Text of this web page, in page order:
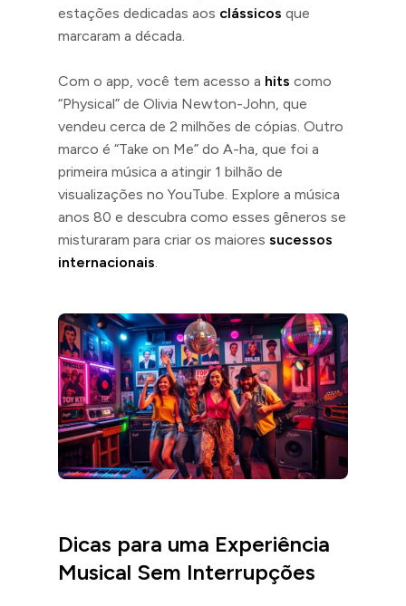
estações dedicadas aos clássicos que
marcaram a década.
Com o app, você tem acesso a hits como
“Physical” de Olivia Newton-John, que
vendeu cerca de 2 milhões de cópias. Outro
marco é “Take on Me” do A-ha, que foi a
primeira música a atingir 1 bilhão de
visualizações no YouTube. Explore a música
anos 80 e descubra como esses gêneros se
misturaram para criar os maiores sucessos
internacionais.
Dicas para uma Experiência
Musical Sem Interrupções